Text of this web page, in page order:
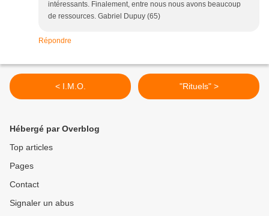
intéressants. Finalement, entre nous nous avons beaucoup
de ressources. Gabriel Dupuy (65)
Répondre
< I.M.O. "Rituels" >
Hébergé par Overblog
Top articles
Pages
Contact
Signaler un abus